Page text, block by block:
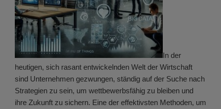
In der
heutigen, sich rasant entwickelnden Welt der Wirtschaft
sind Unternehmen gezwungen, ständig auf der Suche nach
Strategien zu sein, um wettbewerbsfähig zu bleiben und
ihre Zukunft zu sichern. Eine der effektivsten Methoden, um